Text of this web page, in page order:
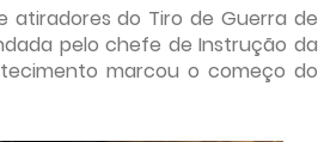
atiradores do Tiro de Guerra de
pelo chefe de Instrução da
marcou o começo do